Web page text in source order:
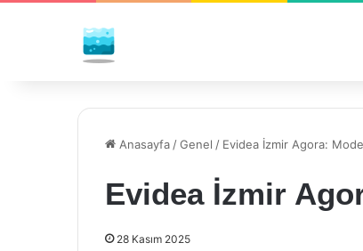
Anasayfa /Genel / Evidea İzmir Agora:
Evidea İzmir
28 Kasım 2025